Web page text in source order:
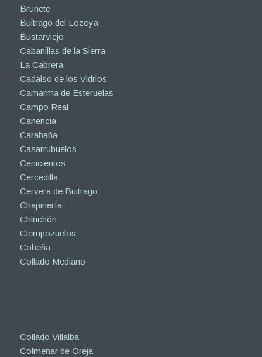
Brunete
Buitrago del Lozoya
Bustarviejo
Cabanillas de la Sierra
La Cabrera
Cadalso de los Vidrios
Camarma de Esteruelas
Campo Real
Canencia
Carabaña
Casarrubuelos
Cenicientos
Cercedilla
Cervera de Buitrago
Chapinería
Chinchón
Ciempozuelos
Cobeña
Collado Mediano
Collado Villalba
Colmenar de Oreja